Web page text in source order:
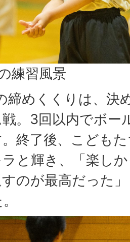
練習風景
締めくくりは、決
。3回以内でボー
終了後、こども
と輝き、「楽し
すのが最高だった